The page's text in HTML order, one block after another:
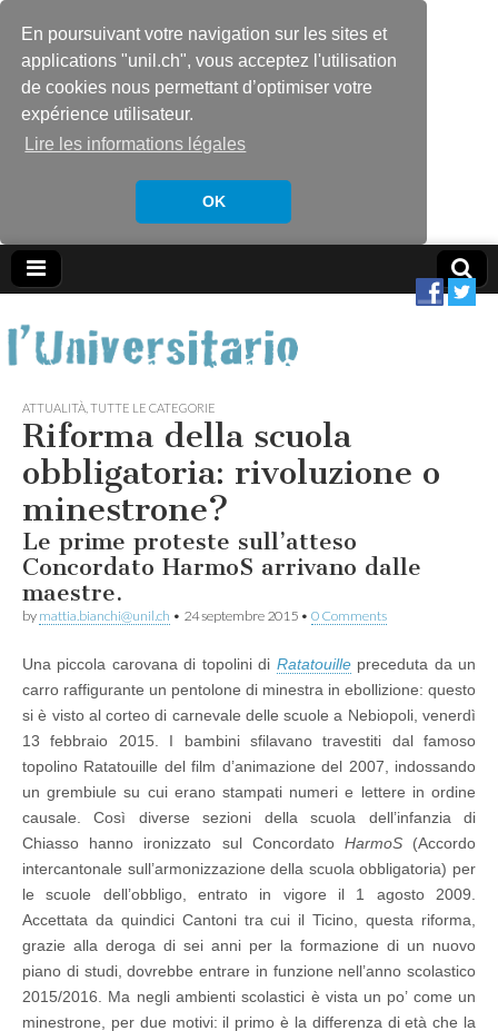
En poursuivant votre navigation sur les sites et
applications "unil.ch", vous acceptez l'utilisation
de cookies nous permettant d’optimiser votre
expérience utilisateur.
Lire les informations légales
OK
ATTUALITÀ TUTTE LE CATEGORIE
Riforma della scuola
obbligatoria: rivoluzione o
minestrone?
Le prime proteste sull’atteso
Concordato HarmoS arrivano dalle
maestre.
by mattia.bianchi@unil.ch • 24 septembre 2015 • 0 Comments
Una piccola carovana di topolini di Ratatouillepreceduta da un
carro raffigurante un pentolone di minestra in ebollizione: questo
si è visto al corteo di carnevale delle scuole a Nebiopoli, venerdì
13 febbraio 2015. I bambini sfilavano travestiti dal famoso
topolino Ratatouille del film d’animazione del 2007, indossando
un grembiule su cui erano stampati numeri e lettere in ordine
causale. Così diverse sezioni della scuola dell’infanzia di
Chiasso hanno ironizzato sul Concordato HarmoS(Accordo
intercantonale sull’armonizzazione della scuola obbligatoria) per
le scuole dell’obbligo, entrato in vigore il 1 agosto 2009.
Accettata da quindici Cantoni tra cui il Ticino, questa riforma,
grazie alla deroga di sei anni per la formazione di un nuovo
piano di studi, dovrebbe entrare in funzione nell’anno scolastico
2015/2016. Ma negli ambienti scolastici è vista un po’ come un
minestrone, per due motivi: il primo è la differenza di età che la